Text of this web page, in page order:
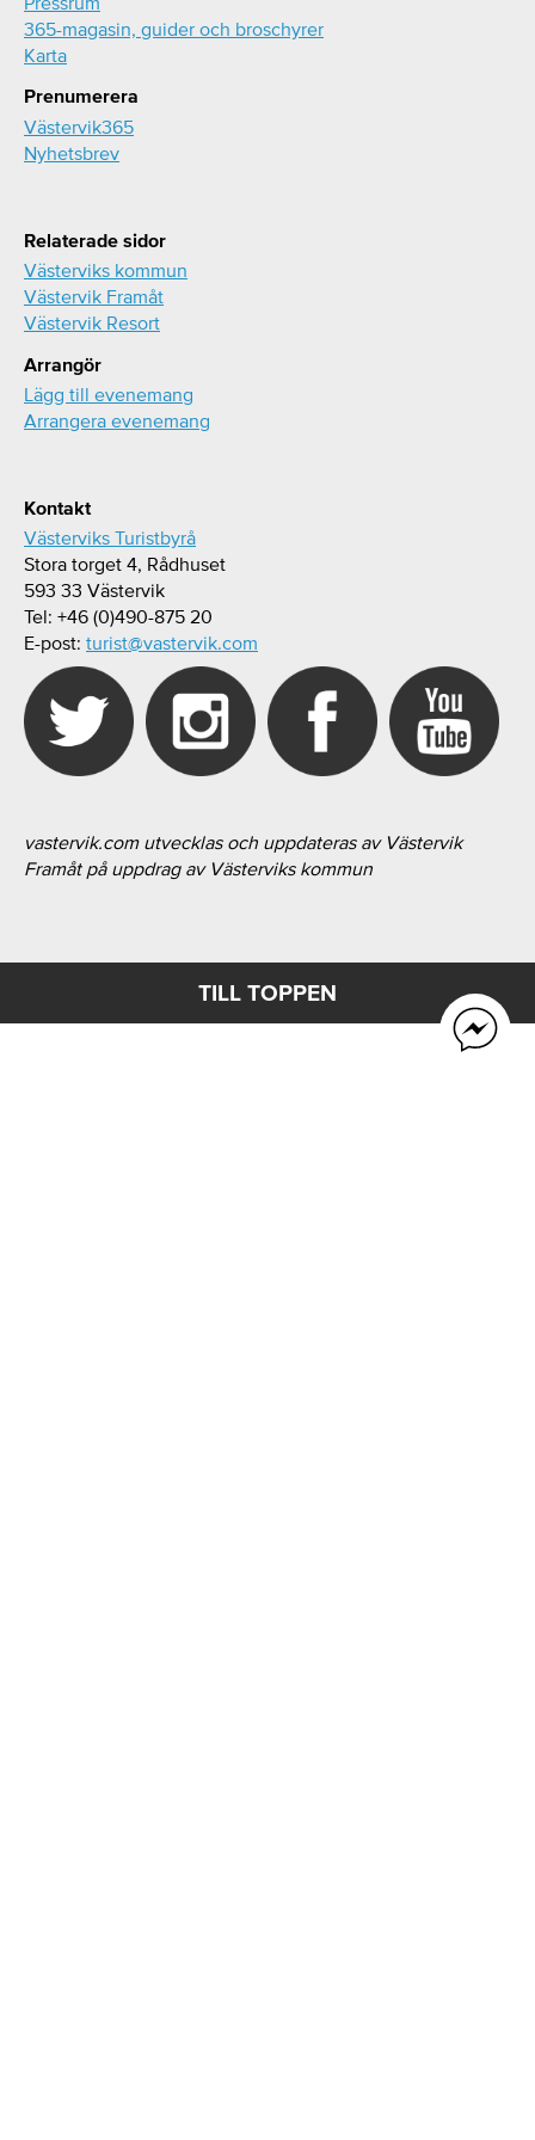
365-magasin, guider och broschyrer
Karta
Prenumerera
Västervik365
Nyhetsbrev
Relaterade sidor
Västerviks kommun
Västervik Framåt
Västervik Resort
Arrangör
Lägg till evenemang
Arrangera evenemang
Kontakt
Västerviks Turistbyrå
Stora torget 4, Rådhuset
593 33 Västervik
Tel: +46 (0)490-875 20
E-post: turist@vastervik.com
vastervik.com utvecklas och uppdateras av Västervik
Framåt på uppdrag av Västerviks kommun
TILL TOPPEN